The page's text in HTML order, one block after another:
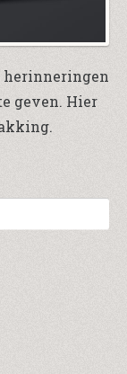
herinneringen
geven. Hier